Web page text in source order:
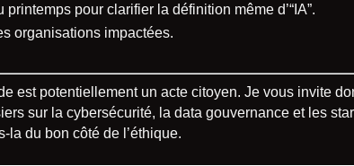
pour clarifier la définition même d’“IA”.
organisations impactées.
est potentiellement un acte citoyen. Je vous invite
sur la cybersécurité, la data gouvernance et les
la du bon côté de l’éthique.